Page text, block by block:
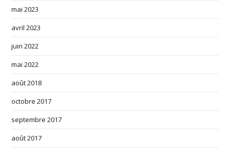
mai 2023
avril 2023
juin 2022
mai 2022
août 2018
octobre 2017
septembre 2017
août 2017